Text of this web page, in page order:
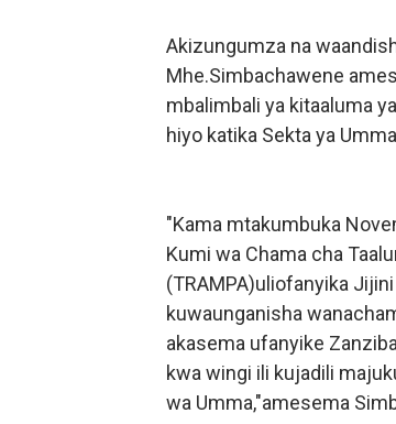
Akizungumza na
Mhe.Simbachawene
mbalimbali ya kitaaluma
hiyo katika Sekta ya
"Kama mtakumbuka
Kumi wa Chama cha
(TRAMPA)uliofanyika
kuwaunganisha
akasema ufanyike
kwa wingi ili kujadili
wa Umma,"amesema